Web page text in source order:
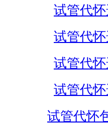
试管代
试管代
试管代
试管代
试管代怀